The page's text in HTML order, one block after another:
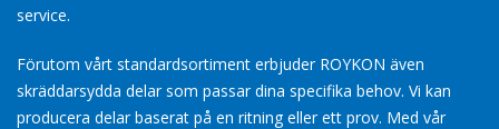
service.
Förutom vårt standardsortiment erbjuder ROYKON även
skräddarsydda delar som passar dina specifika behov. Vi kan
producera delar baserat på en ritning eller ett prov. Med vår